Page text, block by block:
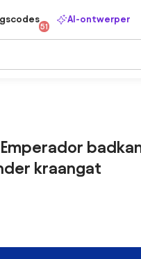
51
AI-ontwerper
kraangat